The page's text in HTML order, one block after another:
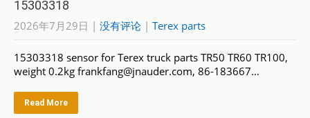
15303318
2026年7月29日 | 没有评论 | Terex parts
15303318 sensor for Terex truck parts TR50 TR60 TR100,
weight 0.2kg frankfang@jnauder.com, 86-183667…
Read More